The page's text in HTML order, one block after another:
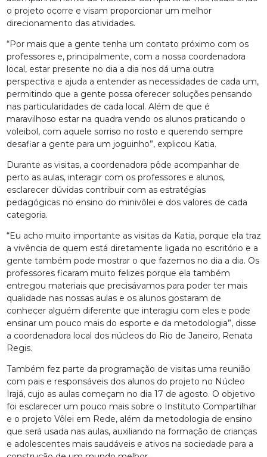
o projeto ocorre e visam proporcionar um melhor
direcionamento das atividades.
“Por mais que a gente tenha um contato próximo com os
professores e, principalmente, com a nossa coordenadora
local, estar presente no dia a dia nos dá uma outra
perspectiva e ajuda a entender as necessidades de cada um,
permitindo que a gente possa oferecer soluções pensando
nas particularidades de cada local. Além de que é
maravilhoso estar na quadra vendo os alunos praticando o
voleibol, com aquele sorriso no rosto e querendo sempre
desafiar a gente para um joguinho”, explicou Katia.
Durante as visitas, a coordenadora pôde acompanhar de
perto as aulas, interagir com os professores e alunos,
esclarecer dúvidas contribuir com as estratégias
pedagógicas no ensino do minivôlei e dos valores de cada
categoria.
“Eu acho muito importante as visitas da Katia, porque ela traz
a vivência de quem está diretamente ligada no escritório e a
gente também pode mostrar o que fazemos no dia a dia. Os
professores ficaram muito felizes porque ela também
entregou materiais que precisávamos para poder ter mais
qualidade nas nossas aulas e os alunos gostaram de
conhecer alguém diferente que interagiu com eles e pode
ensinar um pouco mais do esporte e da metodologia”, disse
a coordenadora local dos núcleos do Rio de Janeiro, Renata
Regis.
Também fez parte da programação de visitas uma reunião
com pais e responsáveis dos alunos do projeto no Núcleo
Irajá, cujo as aulas começam no dia 17 de agosto. O objetivo
foi esclarecer um pouco mais sobre o Instituto Compartilhar
e o projeto Vôlei em Rede, além da metodologia de ensino
que será usada nas aulas, auxiliando na formação de crianças
e adolescentes mais saudáveis e ativos na sociedade para a